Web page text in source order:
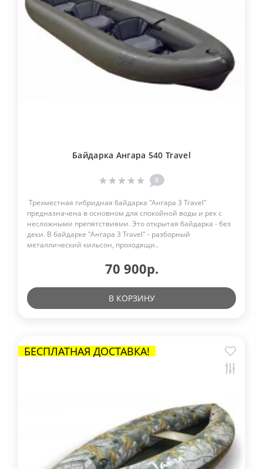
Байдарка Ангара 540 Travel
0
Трехместная гибридная байдарка "Ангара 3 Travel"
предназначена в основном для спокойной воды и рек с
несложными препятствиями. Это открытая байдарка - без
деки. В байдарке "Ангара 3 Travel" - разборный
металлический кильсон, проходящи..
70 900р.
В КОРЗИНУ
БЕСПЛАТНАЯ ДОСТАВКА!